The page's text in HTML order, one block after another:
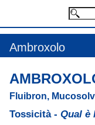
Ambroxolo
Fluibron,
Tossicità - Qual è